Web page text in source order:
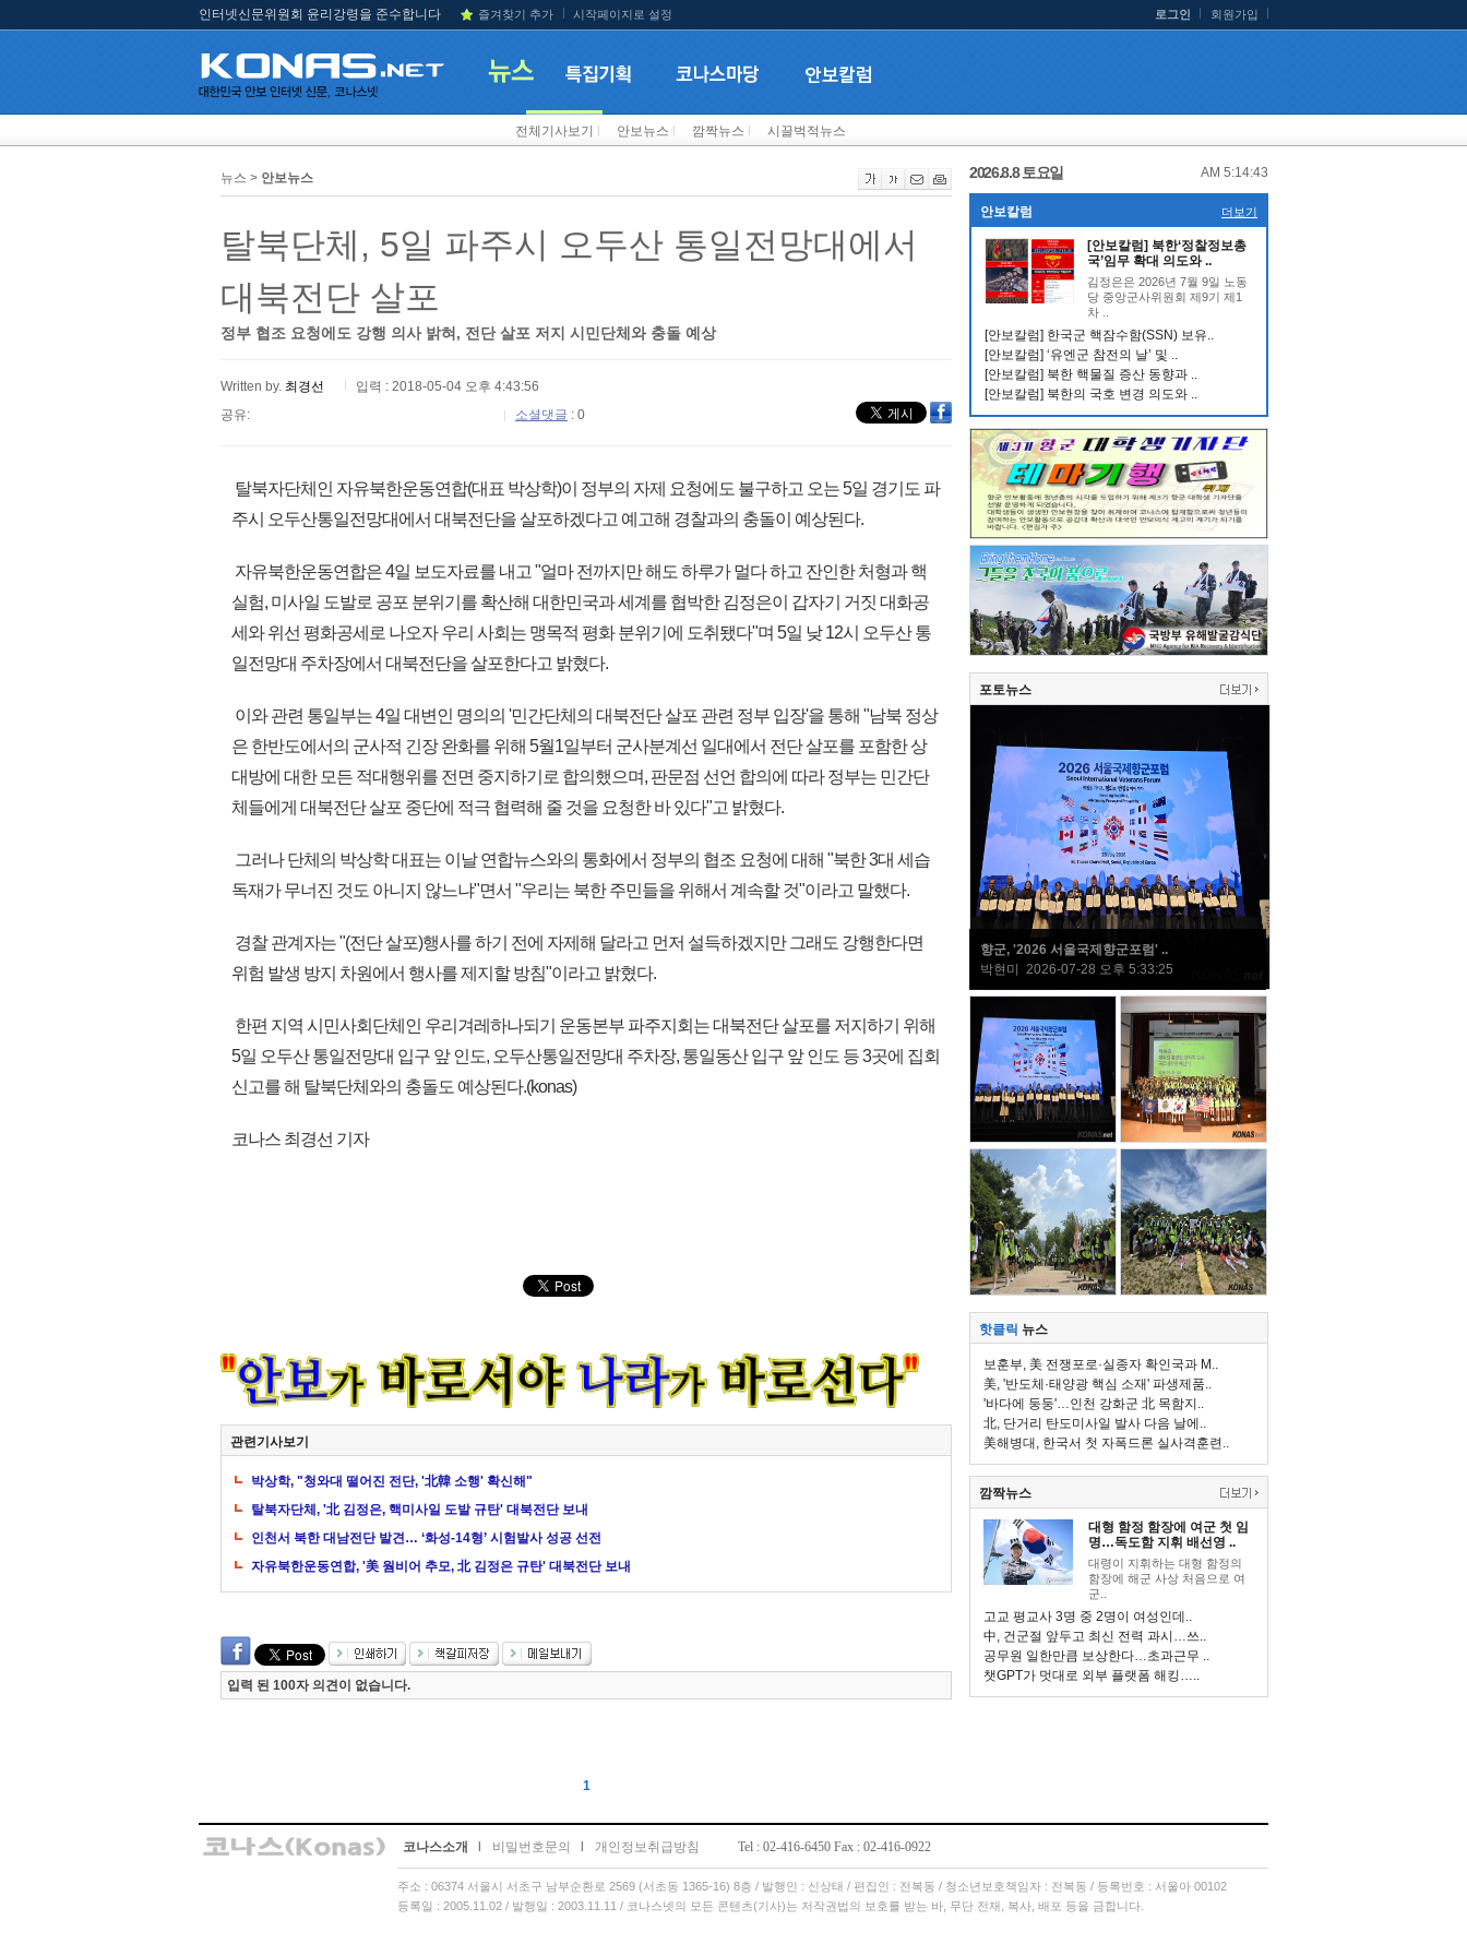
인터넷신문위원회 윤리강령을 준수합니다 즐겨찾기 추가 시작페이지로 설정 로그인 회원가입
전체기사보기 안보뉴스 깜짝뉴스 시끌벅적뉴스
뉴스 > 안보뉴스
탈북단체, 5일 파주시 오두산 통일전망대에서
대북전단 살포
정부 협조 요청에도 강행 의사 밝혀, 전단 살포 저지 시민단체와 충돌 예상
Written by. 최경선
입력 : 2018-05-04 오후 4:43:56
공유:
소셜댓글 : 0
탈북자단체인 자유북한운동연합(대표 박상학)이 정부의 자제 요청에도 불구하고 오는 5일 경기도 파
주시 오두산통일전망대에서 대북전단을 살포하겠다고 예고해 경찰과의 충돌이 예상된다.
자유북한운동연합은 4일 보도자료를 내고 "얼마 전까지만 해도 하루가 멀다 하고 잔인한 처형과 핵
실험, 미사일 도발로 공포 분위기를 확산해 대한민국과 세계를 협박한 김정은이 갑자기 거짓 대화공
세와 위선 평화공세로 나오자 우리 사회는 맹목적 평화 분위기에 도취됐다"며 5일 낮 12시 오두산 통
일전망대 주차장에서 대북전단을 살포한다고 밝혔다.
이와 관련 통일부는 4일 대변인 명의의 '민간단체의 대북전단 살포 관련 정부 입장'을 통해 "남북 정상
은 한반도에서의 군사적 긴장 완화를 위해 5월1일부터 군사분계선 일대에서 전단 살포를 포함한 상
대방에 대한 모든 적대행위를 전면 중지하기로 합의했으며, 판문점 선언 합의에 따라 정부는 민간단
체들에게 대북전단 살포 중단에 적극 협력해 줄 것을 요청한 바 있다"고 밝혔다.
그러나 단체의 박상학 대표는 이날 연합뉴스와의 통화에서 정부의 협조 요청에 대해 "북한 3대 세습
독재가 무너진 것도 아니지 않느냐"면서 "우리는 북한 주민들을 위해서 계속할 것"이라고 말했다.
경찰 관계자는 "(전단 살포)행사를 하기 전에 자제해 달라고 먼저 설득하겠지만 그래도 강행한다면
위험 발생 방지 차원에서 행사를 제지할 방침"이라고 밝혔다.
한편 지역 시민사회단체인 우리겨레하나되기 운동본부 파주지회는 대북전단 살포를 저지하기 위해
5일 오두산 통일전망대 입구 앞 인도, 오두산통일전망대 주차장, 통일동산 입구 앞 인도 등 3곳에 집회
신고를 해 탈북단체와의 충돌도 예상된다.(konas)
코나스 최경선 기자
관련기사보기
박상학, "청와대 떨어진 전단, '北韓 소행' 확신해"
탈북자단체, '北 김정은, 핵미사일 도발 규탄' 대북전단 보내
인천서 북한 대남전단 발견… ‘화성-14형’ 시험발사 성공 선전
자유북한운동연합, '美 웜비어 추모, 北 김정은 규탄' 대북전단 보내
입력 된 100자 의견이 없습니다.
1
2026.8.8 토요일 AM 5:14:43
안보칼럼 더보기
[안보칼럼] 북한‘정찰정보총
국’임무 확대 의도와 ..
김정은은 2026년 7월 9일 노동
당 중앙군사위원회 제9기 제1
차 ..
[안보칼럼] 한국군 핵잠수함(SSN) 보유..
[안보칼럼] ‘유엔군 참전의 날’ 및 ..
[안보칼럼] 북한 핵물질 증산 동향과 ..
[안보칼럼] 북한의 국호 변경 의도와 ..
포토뉴스
향군, '2026 서울국제향군포럼' ..
박현미 2026-07-28 오후 5:33:25
핫클릭 뉴스
보훈부, 美 전쟁포로·실종자 확인국과 M..
美, '반도체·태양광 핵심 소재' 파생제품..
'바다에 둥둥'…인천 강화군 北 목함지..
北, 단거리 탄도미사일 발사 다음 날에..
美해병대, 한국서 첫 자폭드론 실사격훈련..
깜짝뉴스
대형 함정 함장에 여군 첫 임
명…독도함 지휘 배선영 ..
대령이 지휘하는 대형 함정의
함장에 해군 사상 처음으로 여
군..
고교 평교사 3명 중 2명이 여성인데..
中, 건군절 앞두고 최신 전력 과시…쓰..
공무원 일한만큼 보상한다…초과근무 ..
챗GPT가 멋대로 외부 플랫폼 해킹…..
코나스소개 비밀번호문의 개인정보취급방침 Tel : 02-416-6450 Fax : 02-416-0922
주소 : 06374 서울시 서초구 남부순환로 2569 (서초동 1365-16) 8층 / 발행인 : 신상태 / 편집인 : 전복동 / 청소년보호책임자 : 전복동 / 등록번호 : 서울아 00102
등록일 : 2005.11.02 / 발행일 : 2003.11.11 / 코나스넷의 모든 콘텐츠(기사)는 저작권법의 보호를 받는 바, 무단 전재, 복사, 배포 등을 금합니다.